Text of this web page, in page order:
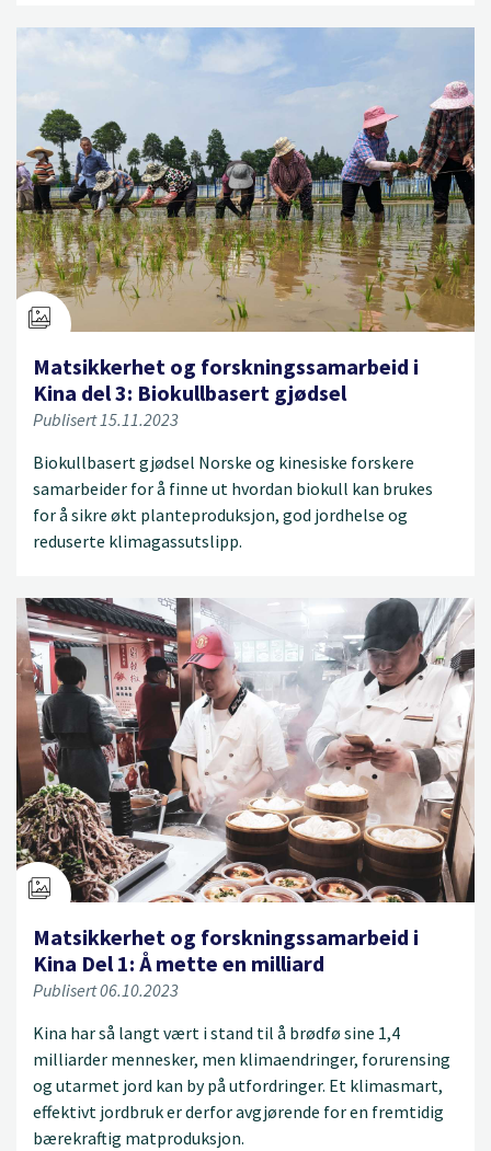
Matsikkerhet og forskningssamarbeid i
Kina del 3: Biokullbasert gjødsel
Publisert 15.11.2023
Biokullbasert gjødsel Norske og kinesiske forskere
samarbeider for å finne ut hvordan biokull kan brukes
for å sikre økt planteproduksjon, god jordhelse og
reduserte klimagassutslipp.
Matsikkerhet og forskningssamarbeid i
Kina Del 1: Å mette en milliard
Publisert 06.10.2023
Kina har så langt vært i stand til å brødfø sine 1,4
milliarder mennesker, men klimaendringer, forurensing
og utarmet jord kan by på utfordringer. Et klimasmart,
effektivt jordbruk er derfor avgjørende for en fremtidig
bærekraftig matproduksjon.